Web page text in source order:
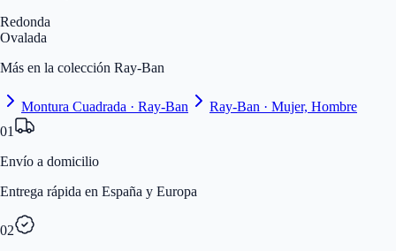
Redonda
Ovalada
Más en la colección Ray-Ban
Montura Cuadrada · Ray-Ban
Ray-Ban · Mujer, Hombre
01
Envío a domicilio
Entrega rápida en España y Europa
02